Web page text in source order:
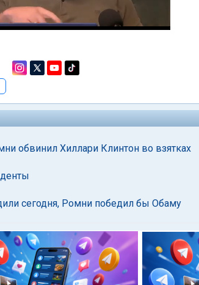
обвинил Хиллари Клинтон во взятках
сегодня, Ромни победил бы Обаму